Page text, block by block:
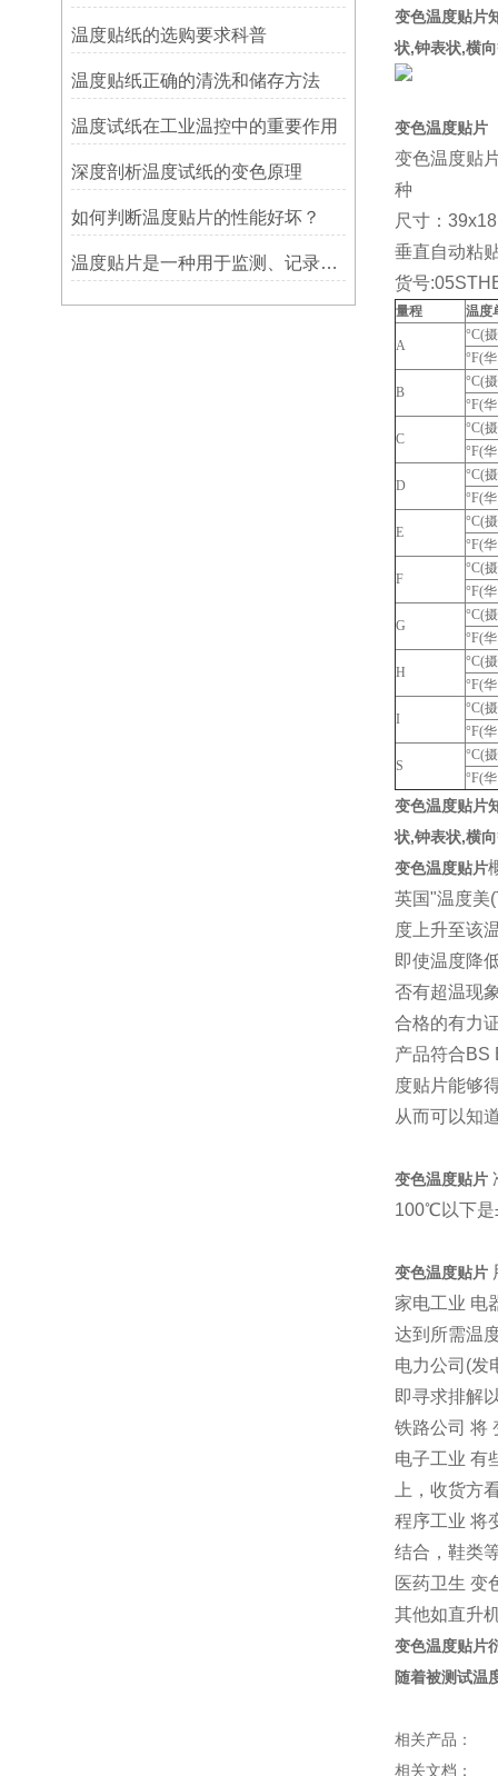
温度贴纸的选购要求科普
温度贴纸正确的清洗和储存方法
温度试纸在工业温控中的重要作用
深度剖析温度试纸的变色原理
如何判断温度贴片的性能好坏？
温度贴片是一种用于监测、记录或指示温度变化的工具
变色温度贴片
状,钟表状,横
变色温度贴片
变色温度贴
种
尺寸：
垂直自动粘
货号
量程 温度
A
°C(
°F(
B
°C(
°F(
C
°C(
°F(
D
°C(
°F(
E
°C(
°F(
F
°C(
°F(
G
°C(
°F(
H
°C(
°F(
I
°C(
°F(
S
°C(
°F(
变色温度贴片
状,钟表状,横
变色温度贴片
英国"温度美
度上升至该
即使温度降
否有超温现
合格的有力
产品符合BS
度贴片能够
从而可以知
变色温度贴片
100℃以下是
变色温度贴片
家电工业 电
达到所需温
电力公司(发
即寻求排解
铁路公司 将
电子工业 有
上，收货方
程序工业 将
结合，鞋类
医药卫生 变
其他如直升
变色温度贴片
随着被测试温
相关产品：
相关文档：